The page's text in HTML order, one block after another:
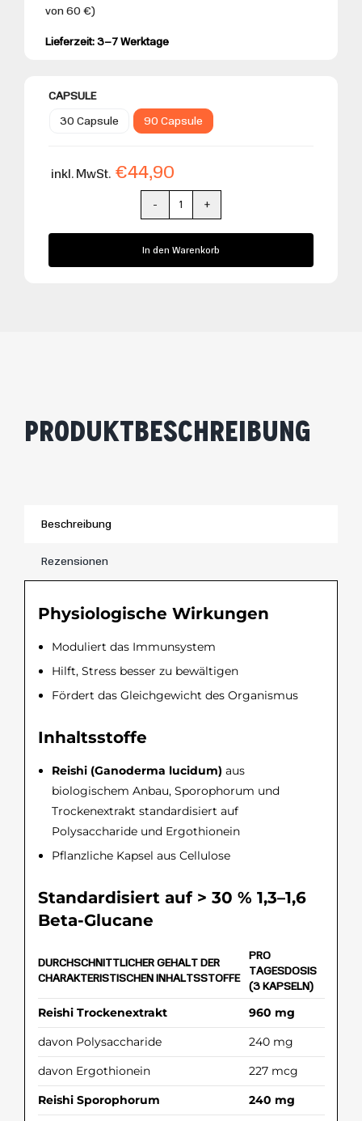
von 60 €)
Lieferzeit: 3–7 Werktage
CAPSULE
30 Capsule 90 Capsule
€44,90
inkl. MwSt.
Reishi
Menge
In den Warenkorb
Produktbeschreibung
Beschreibung
Rezensionen
Physiologische Wirkungen
Moduliert das Immunsystem
Hilft, Stress besser zu bewältigen
Fördert das Gleichgewicht des Organismus
Inhaltsstoffe
Reishi (Ganoderma lucidum) aus
biologischem Anbau, Sporophorum und
Trockenextrakt standardisiert auf
Polysaccharide und Ergothionein
Pflanzliche Kapsel aus Cellulose
Standardisiert auf > 30 % 1,3–1,6
Beta-Glucane
DURCHSCHNITTLICHER GEHALT DER
CHARAKTERISTISCHEN INHALTSSTOFFE
PRO
TAGESDOSIS
(3 KAPSELN)
Reishi Trockenextrakt
960 mg
davon Polysaccharide
240 mg
davon Ergothionein
227 mcg
Reishi Sporophorum
240 mg